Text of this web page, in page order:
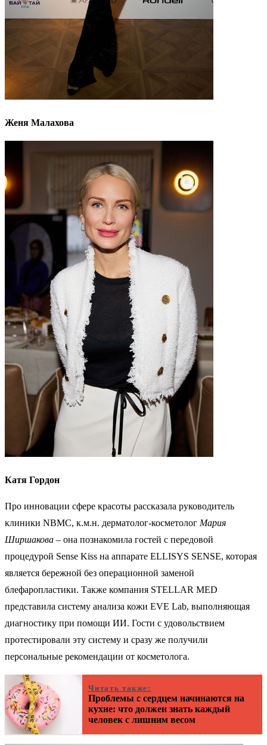
Женя Малахова
Катя Гордон
Про инновации сфере красоты рассказала руководитель
клиники NBMC, к.м.н. дерматолог-косметолог Мария
Ширшакова – она познакомила гостей с передовой
процедурой Sense Kiss на аппарате ELLISYS SENSE, которая
является бережной без операционной заменой
блефаропластики. Также компания STELLAR MED
представила систему анализа кожи EVE Lab, выполняющая
диагностику при помощи ИИ. Гости с удовольствием
протестировали эту систему и сразу же получили
персональные рекомендации от косметолога.
Читать также:
Проблемы с сердцем начинаются на
кухне: что должен знать каждый
человек с лишним весом